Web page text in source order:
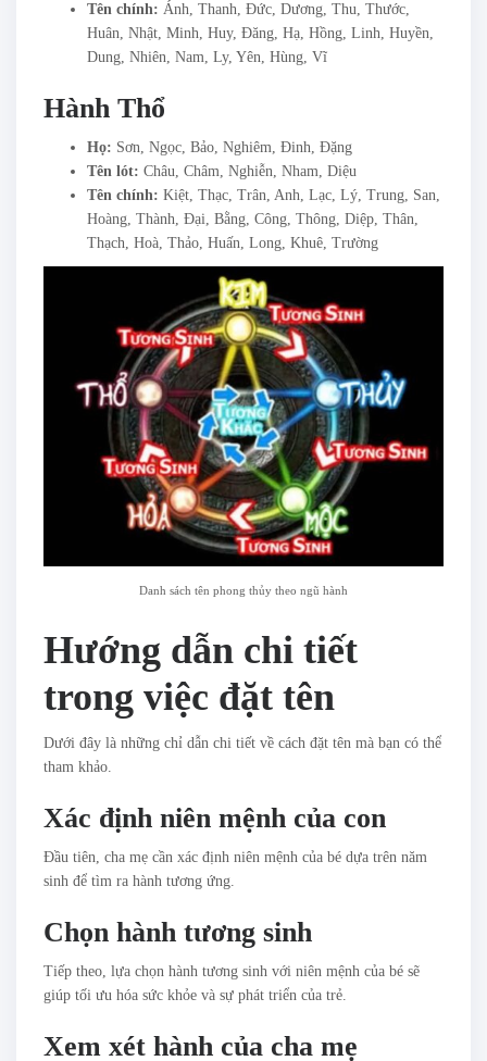
Tên chính: Ánh, Thanh, Đức, Dương, Thu, Thước,
Huân, Nhật, Minh, Huy, Đăng, Hạ, Hồng, Linh, Huyền,
Dung, Nhiên, Nam, Ly, Yên, Hùng, Vĩ
Hành Thổ
Họ: Sơn, Ngọc, Bảo, Nghiêm, Đinh, Đặng
Tên lót: Châu, Châm, Nghiễn, Nham, Diệu
Tên chính: Kiệt, Thạc, Trân, Anh, Lạc, Lý, Trung, San,
Hoàng, Thành, Đại, Bằng, Công, Thông, Diệp, Thân,
Thạch, Hoà, Thảo, Huấn, Long, Khuê, Trường
Danh sách tên phong thủy theo ngũ hành
Hướng dẫn chi tiết
trong việc đặt tên
Dưới đây là những chỉ dẫn chi tiết về cách đặt tên mà bạn có thể
tham khảo.
Xác định niên mệnh của con
Đầu tiên, cha mẹ cần xác định niên mệnh của bé dựa trên năm
sinh để tìm ra hành tương ứng.
Chọn hành tương sinh
Tiếp theo, lựa chọn hành tương sinh với niên mệnh của bé sẽ
giúp tối ưu hóa sức khỏe và sự phát triển của trẻ.
Xem xét hành của cha mẹ